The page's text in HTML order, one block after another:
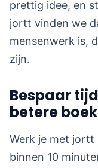
prettig idee, en
jortt vinden we
mensenwerk is,
zijn.
Bespaar
betere
Werk je met jortt
binnen 10